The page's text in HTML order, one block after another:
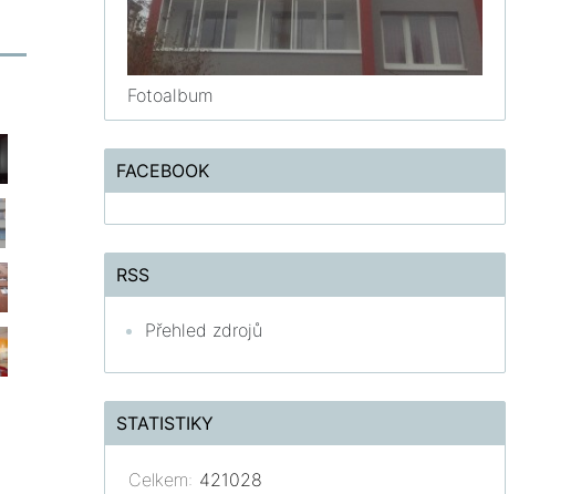
Fotoalbum
FACEBOOK
RSS
Přehled zdrojů
STATISTIKY
Celkem: 421028